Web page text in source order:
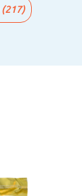
(217)